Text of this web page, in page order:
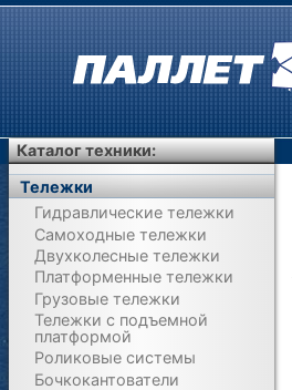
Каталог техники:
Тележки
Гидравлические тележки
Самоходные тележки
Двухколесные тележки
Платформенные тележки
Грузовые тележки
Тележки с подъемной
платформой
Роликовые системы
Бочкокантователи